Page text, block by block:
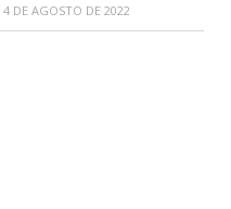
4 DE AGOSTO DE 2022